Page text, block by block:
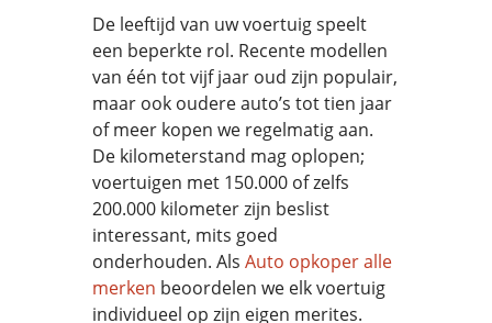
De leeftijd van uw voertuig speelt
een beperkte rol. Recente modellen
van één tot vijf jaar oud zijn populair,
maar ook oudere auto’s tot tien jaar
of meer kopen we regelmatig aan.
De kilometerstand mag oplopen;
voertuigen met 150.000 of zelfs
200.000 kilometer zijn beslist
interessant, mits goed
onderhouden. Als Auto opkoper alle
merken beoordelen we elk voertuig
individueel op zijn eigen merites.